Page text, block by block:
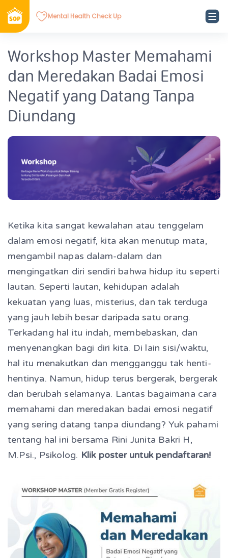
Mental Health Check Up
Workshop Master Memahami
dan Meredakan Badai Emosi
Negatif yang Datang Tanpa
Diundang
Ketika kita sangat kewalahan atau tenggelam
dalam emosi negatif, kita akan menutup mata,
mengambil napas dalam-dalam dan
mengingatkan diri sendiri bahwa hidup itu seperti
lautan. Seperti lautan, kehidupan adalah
kekuatan yang luas, misterius, dan tak terduga
yang jauh lebih besar daripada satu orang.
Terkadang hal itu indah, membebaskan, dan
menyenangkan bagi diri kita. Di lain sisi/waktu,
hal itu menakutkan dan mengganggu tak henti-
hentinya. Namun, hidup terus bergerak, bergerak
dan berubah selamanya. Lantas bagaimana cara
memahami dan meredakan badai emosi negatif
yang sering datang tanpa diundang? Yuk pahami
tentang hal ini bersama Rini Junita Bakri H,
M.Psi., Psikolog. Klik poster untuk pendaftaran!